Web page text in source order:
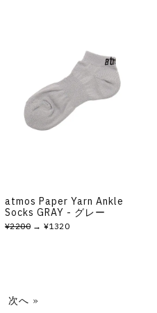
atmos Paper Yarn Ankle
Socks GRAY - グレー
¥2200 → ¥1320
次へ »